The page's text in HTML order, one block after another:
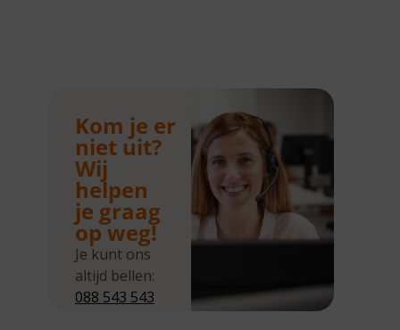
Kom je er
niet uit?
Wij
helpen
je graag
op weg!
Je kunt ons
altijd bellen:
088 543 543